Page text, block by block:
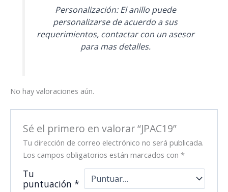
Personalización: El anillo puede
personalizarse de acuerdo a sus
requerimientos, contactar con un asesor
para mas detalles.
No hay valoraciones aún.
Sé el primero en valorar “JPAC19”
Tu dirección de correo electrónico no será publicada.
Los campos obligatorios están marcados con*
Tu
puntuación*